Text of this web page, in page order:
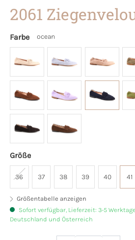
2061
Farbe ocean
Größe
36 37 38 39 40 41
Größentabelle anzeigen
Sofort verfügbar, Lieferzeit: 3-5
Deutschland und Österreich